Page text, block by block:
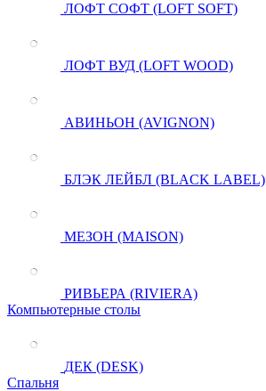
ЛОФТ СОФТ (LOFT SOFT)
ЛОФТ ВУД (LOFT WOOD)
АВИНЬОН (AVIGNON)
БЛЭК ЛЕЙБЛ (BLACK LABEL)
МЕЗОН (MAISON)
РИВЬЕРА (RIVIERA)
Компьютерные столы
ДЕК (DESK)
Спальня